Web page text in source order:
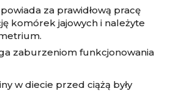
za prawidłową pracę
komórek jajowych i należyte
zaburzeniom funkcjonowania
w diecie przed ciążą były